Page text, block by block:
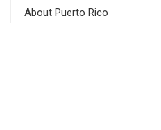
About Puerto Rico